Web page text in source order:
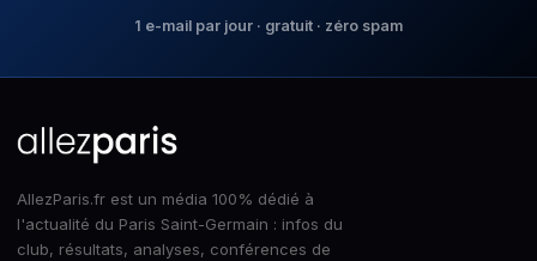
1 e-mail par jour · gratuit · zéro spam
AllezParis.fr est un média 100% dédié à
l'actualité du Paris Saint-Germain : infos du
club, résultats, analyses, conférences de